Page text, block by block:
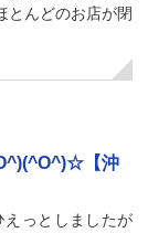
とんどのお店が閉
【沖
っとしましたが